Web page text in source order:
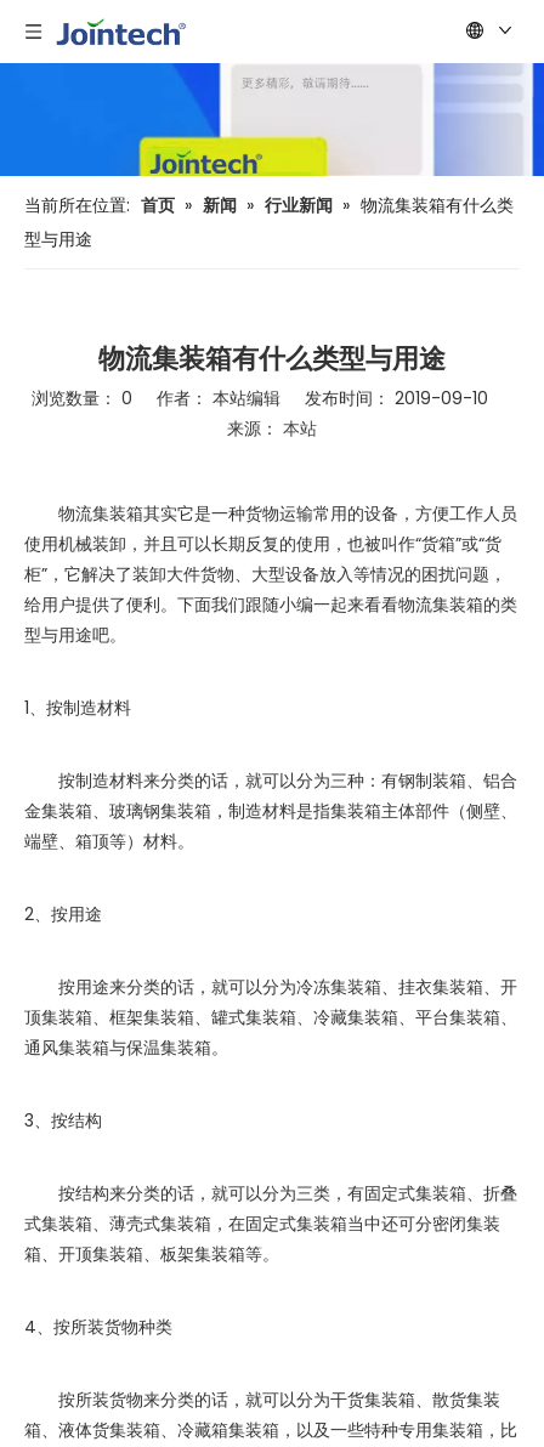
当前所在位置: 首页 » 新闻 » 行业新闻 » 物流集装箱有什么类
型与用途
物流集装箱有什么类型与用途
浏览数量： 0 作者： 本站编辑 发布时间： 2019-09-10
来源： 本站
物流集装箱其实它是一种货物运输常用的设备，方便工作人员
使用机械装卸，并且可以长期反复的使用，也被叫作“货箱”或“货
柜”，它解决了装卸大件货物、大型设备放入等情况的困扰问题，
给用户提供了便利。下面我们跟随小编一起来看看物流集装箱的类
型与用途吧。
1、按制造材料
按制造材料来分类的话，就可以分为三种：有钢制装箱、铝合
金集装箱、玻璃钢集装箱，制造材料是指集装箱主体部件（侧壁、
端壁、箱顶等）材料。
2、按用途
按用途来分类的话，就可以分为冷冻集装箱、挂衣集装箱、开
顶集装箱、框架集装箱、罐式集装箱、冷藏集装箱、平台集装箱、
通风集装箱与保温集装箱。
3、按结构
按结构来分类的话，就可以分为三类，有固定式集装箱、折叠
式集装箱、薄壳式集装箱，在固定式集装箱当中还可分密闭集装
箱、开顶集装箱、板架集装箱等。
4、按所装货物种类
按所装货物来分类的话，就可以分为干货集装箱、散货集装
箱、液体货集装箱、冷藏箱集装箱，以及一些特种专用集装箱，比